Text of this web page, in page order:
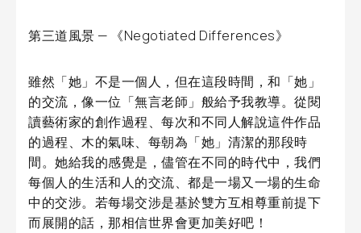
第三道風景 — 《Negotiated Differences》
雖然「她」不是一個人，但在這段時間，和「她」
的交流，像一位「無言老師」般給予我教導。從閱
讀藝術家的創作過程、每次和不同人解說這件作品
的過程、木的氣味、每朝為「她」清潔的那段時
間。她給我的感覺是，儘管在不同的時代中，我們
每個人的生活和人的交流、都是一場又一場的生命
中的交涉。若每場交涉是基於雙方互相尊重前提下
而展開的話，那相信世界會更加美好吧！